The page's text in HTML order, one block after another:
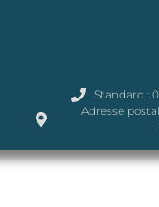
Standard :
Adresse